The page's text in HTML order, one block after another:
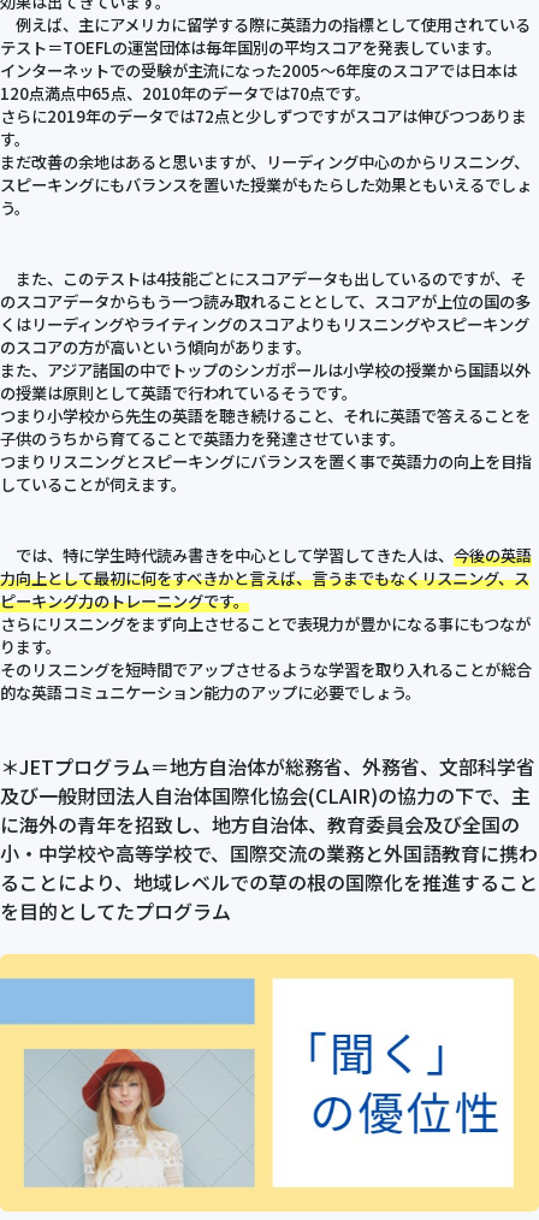
例えば、主にアメリカに留学する際に英語力の指標として使用されている
テスト＝TOEFLの運営団体は毎年国別の平均スコアを発表しています。
インターネットでの受験が主流になった2005～6年度のスコアでは日本は
120点満点中65点、2010年のデータでは70点です。
さらに2019年のデータでは72点と少しずつですがスコアは伸びつつありま
す。
まだ改善の余地はあると思いますが、リーディング中心のからリスニング、
スピーキングにもバランスを置いた授業がもたらした効果ともいえるでしょ
う。
また、このテストは4技能ごとにスコアデータも出しているのですが、そ
のスコアデータからもう一つ読み取れることとして、スコアが上位の国の多
くはリーディングやライティングのスコアよりもリスニングやスピーキング
のスコアの方が高いという傾向があります。
また、アジア諸国の中でトップのシンガポールは小学校の授業から国語以外
の授業は原則として英語で行われているそうです。
つまり小学校から先生の英語を聴き続けること、それに英語で答えることを
子供のうちから育てることで英語力を発達させています。
つまりリスニングとスピーキングにバランスを置く事で英語力の向上を目指
していることが伺えます。
では、特に学生時代読み書きを中心として学習してきた人は、 今後の英語
力向上として最初に何をすべきかと言えば、言うまでもなくリスニング、ス
ピーキング力のトレーニングです。
さらにリスニングをまず向上させることで表現力が豊かになる事にもつなが
ります。
そのリスニングを短時間でアップさせるような学習を取り入れることが総合
的な英語コミュニケーション能力のアップに必要でしょう。
＊JETプログラム＝地方自治体が総務省、外務省、文部科学省
及び一般財団法人自治体国際化協会(CLAIR)の協力の下で、主
に海外の青年を招致し、地方自治体、教育委員会及び全国の
小・中学校や高等学校で、国際交流の業務と外国語教育に携わ
ることにより、地域レベルでの草の根の国際化を推進すること
を目的としてたプログラム